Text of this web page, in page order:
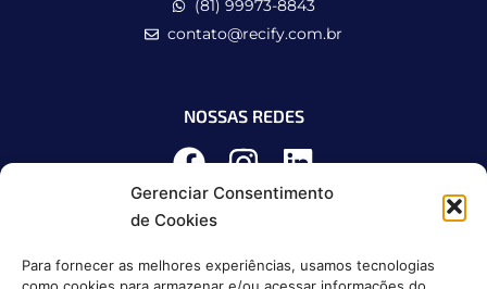
Gerenciar Consentimento
de Cookies
Para fornecer as melhores experiências, usamos tecnologias
(81) 99973-8843
contato@recify.com.br
NOSSAS REDES